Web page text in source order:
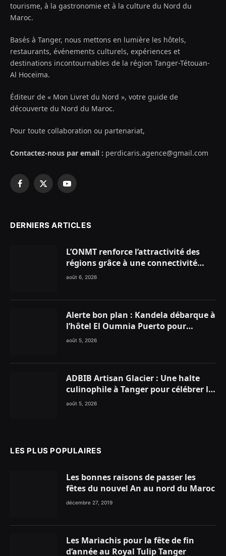
tourisme, à la gastronomie et à la culture du Nord du
Maroc.
Basés à Tanger, nous mettons en lumière les hôtels,
restaurants, événements culturels, expériences et
destinations incontournables de la région Tanger-Tétouan-
Al Hoceïma.
Éditeur de « Mon Livret du Nord », votre guide de
découverte du Nord du Maroc.
Pour toute collaboration ou partenariat,
Contactez-nous par email : perdicaris.agence@gmail.com
Facebook
X
YouTube
DERNIERS ARTICLES
L’ONMT renforce l’attractivité des
régions grâce à une connectivité
aérienne historique de Ryanair
août 6, 2026
Alerte bon plan : Kandela débarque à
l’hôtel El Oumnia Puerto pour
enflammer le Chiringuito Malibu
août 5, 2026
ADBIB Artisan Glacier : Une halte
culinophile à Tanger pour célébrer la
glace traditionnelle aux matières
août 5, 2026
LES PLUS POPULAIRES
Les bonnes raisons de passer les
fêtes du nouvel An au nord du Maroc
décembre 27, 2019
Les Mariachis pour la fête de fin
d’année au Royal Tulip Tanger